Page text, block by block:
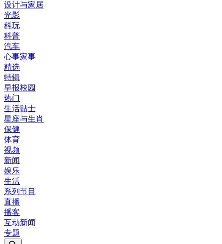
设计与家居
光影
科玩
科普
汽车
心事家事
精选
特辑
早报校园
热门
生活贴士
星座与生肖
保健
体育
视频
新闻
娱乐
生活
系列节目
直播
播客
互动新闻
专题